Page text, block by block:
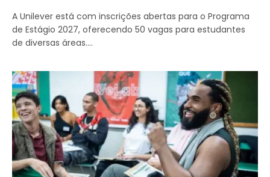
A Unilever está com inscrições abertas para o Programa
de Estágio 2027, oferecendo 50 vagas para estudantes
de diversas áreas.…